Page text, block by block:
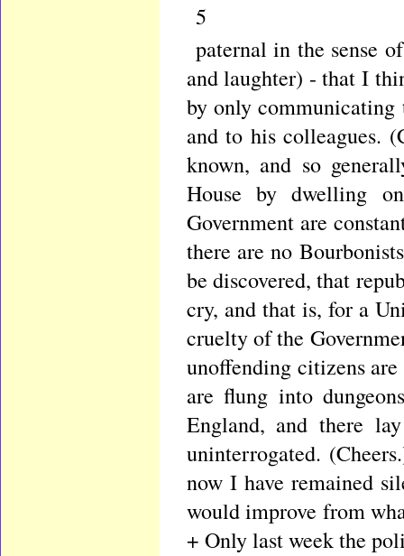
5
paternal in the sense
and laughter) - that I
by only communicating
and to his colleagues.
known, and so
House by dwelling
Government are
there are no
be discovered, that
cry, and that is, for a
cruelty of the
unoffending citizens
are flung into
England, and there
uninterrogated.
now I have remained
would improve from
+ Only last week the